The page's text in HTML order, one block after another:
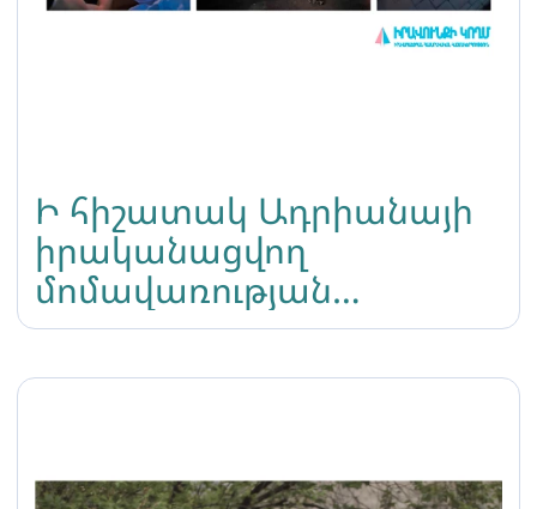
Ի հիշատակ Ադրիանայի
իրականացվող
մոմավառության
ընթացքում մի խումբ
անձինք հավքիթներ, շշեր
ուղղությամբ